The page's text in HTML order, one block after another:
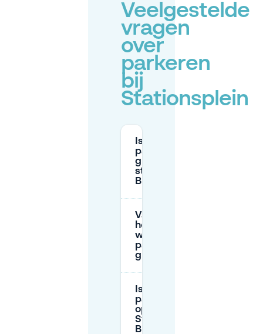
Veelgestelde
vragen
over
parkeren
bij
Stationsplein
Is
parkeren
gratis bij
station
Breda?
Vanaf
hoe laat
wordt
parkeren
gratis?
Is er een
parkeergarage
op
Stationslaan in
Breda?